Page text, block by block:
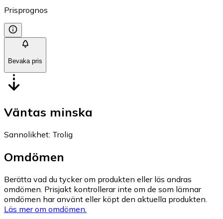
Prisprognos
Bevaka pris
Väntas minska
Sannolikhet: Trolig
Omdömen
Berätta vad du tycker om produkten eller läs andras
omdömen. Prisjakt kontrollerar inte om de som lämnar
omdömen har använt eller köpt den aktuella produkten.
Läs mer om omdömen.